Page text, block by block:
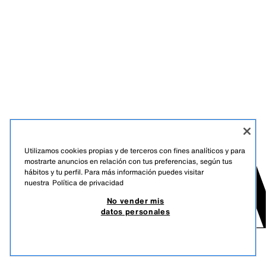
Utilizamos cookies propias y de terceros con fines analíticos y para
mostrarte anuncios en relación con tus preferencias, según tus
hábitos y tu perfil. Para más información puedes visitar
nuestra Política de privacidad
No vender mis
datos personales